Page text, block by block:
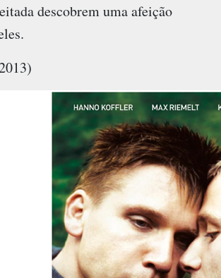
descobrem uma afeição